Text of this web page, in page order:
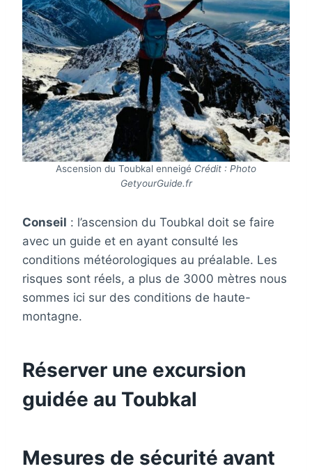
Ascension du Toubkal enneigé Crédit : Photo
GetyourGuide.fr
Conseil : l’ascension du Toubkal doit se faire
avec un guide et en ayant consulté les
conditions météorologiques au préalable. Les
risques sont réels, a plus de 3000 mètres nous
sommes ici sur des conditions de haute-
montagne.
Réserver une excursion
guidée au Toubkal
Mesures de sécurité avant